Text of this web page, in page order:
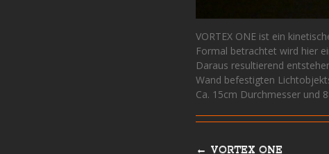
VORTEX ONE ist ein
Formal betrachtet wird hier
Daraus resultierend
Wand befestigten
Ca. 15cm Durchmesser und
← VORTEX ONE